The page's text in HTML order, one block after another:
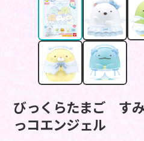
びっくらたまご す
っコエンジェル